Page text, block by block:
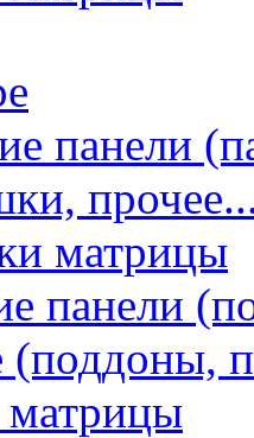
панели
матрицы
панели